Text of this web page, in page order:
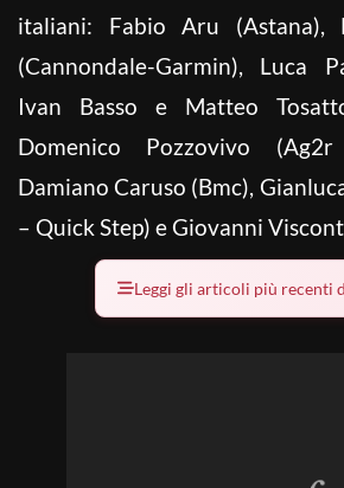
italiani: Fabio Aru (Astana),
(Cannondale-Garmin), Luca
Ivan Basso e Matteo
Domenico Pozzovivo
Damiano Caruso (Bmc),
– Quick Step) e Giovanni
Leggi gli articoli più recenti